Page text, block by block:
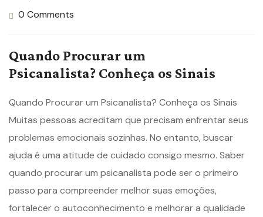
0 Comments
Quando Procurar um
Psicanalista? Conheça os Sinais
Quando Procurar um Psicanalista? Conheça os Sinais
Muitas pessoas acreditam que precisam enfrentar seus
problemas emocionais sozinhas. No entanto, buscar
ajuda é uma atitude de cuidado consigo mesmo. Saber
quando procurar um psicanalista pode ser o primeiro
passo para compreender melhor suas emoções,
fortalecer o autoconhecimento e melhorar a qualidade